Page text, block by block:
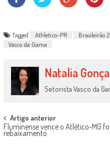
Tagged Athletico-PR Brasileirão
Vasco da Gama
Natalia
Setorista Vasco da
Post
navigation
Artigo anterior
Fluminense vence o Atlético-MG
rebaixamento